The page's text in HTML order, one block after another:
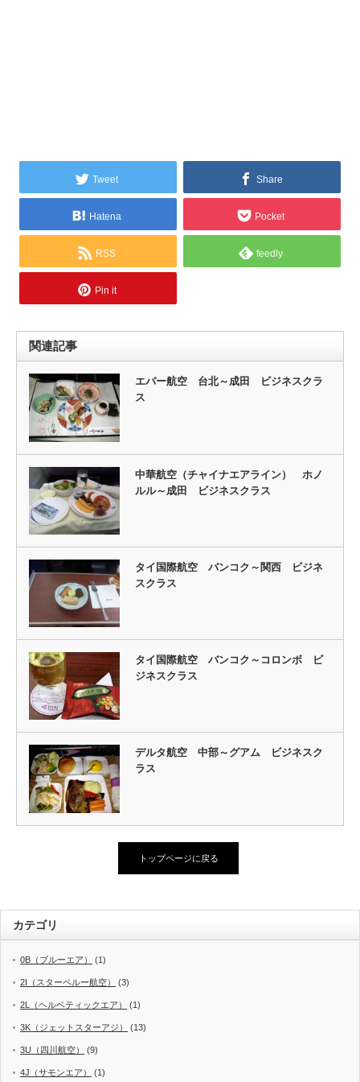
Tweet Share
Hatena Pocket
RSS feedly
Pin it
関連記事
エバー航空 台北～成田 ビジネスクラ
ス
中華航空（チャイナエアライン） ホノ
ルル～成田 ビジネスクラス
タイ国際航空 バンコク～関西 ビジネ
スクラス
タイ国際航空 バンコク～コロンボ ビ
ジネスクラス
デルタ航空 中部～グアム ビジネスク
ラス
トップページに戻る
カテゴリ
0B（ブルーエア） (1)
2I（スターペルー航空） (3)
2L（ヘルベティックエア） (1)
3K（ジェットスターアジ） (13)
3U（四川航空） (9)
4J（サモンエア） (1)